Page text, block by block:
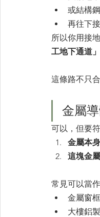
或結構
再往下
所以你用接
工地下通道
這條路不只
金屬
可以，但要
金屬本
這塊金
常見可以當
金屬窗
大樓鋁